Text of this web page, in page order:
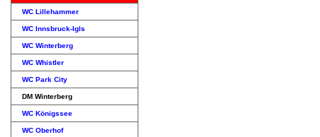
WC Lillehammer
WC Innsbruck-Igls
WC Winterberg
WC Whistler
WC Park City
DM Winterberg
WC Königssee
WC Oberhof